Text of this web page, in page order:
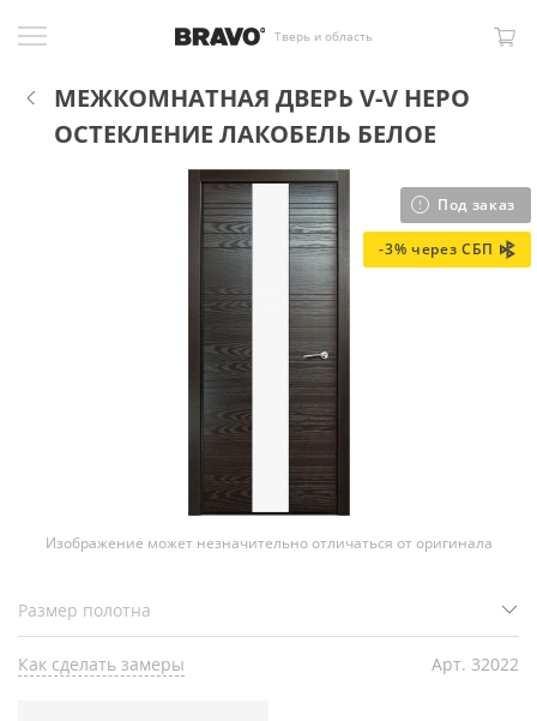
Тверь и область
МЕЖКОМНАТНАЯ ДВЕРЬ V-V НЕРО
ОСТЕКЛЕНИЕ ЛАКОБЕЛЬ БЕЛОЕ
Под заказ
-3% через СБП
Изображение может незначительно отличаться от оригинала
Как сделать замеры Арт. 32022